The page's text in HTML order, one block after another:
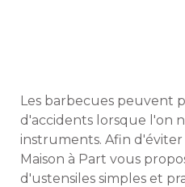
Les barbecues peuvent
d'accidents lorsque l'on
instruments. Afin
Maison à Part vous
d'ustensiles simples et